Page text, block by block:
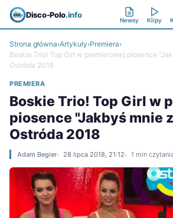
Disco-Polo.info
Newsy Klipy
Strona główna›Artykuły›Premiera›
Boskie Trio! Top Girl w premierowej piosence
Ostróda 2018
PREMIERA
Boskie Trio! Top Girl w
piosence "Jakbyś mnie
Ostróda 2018
Adam Begier 28 lipca 2018, 21:12 1 min